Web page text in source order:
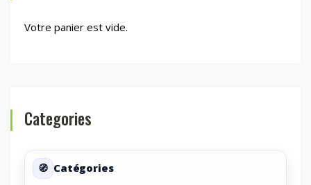
Votre panier est vide.
Categories
Catégories